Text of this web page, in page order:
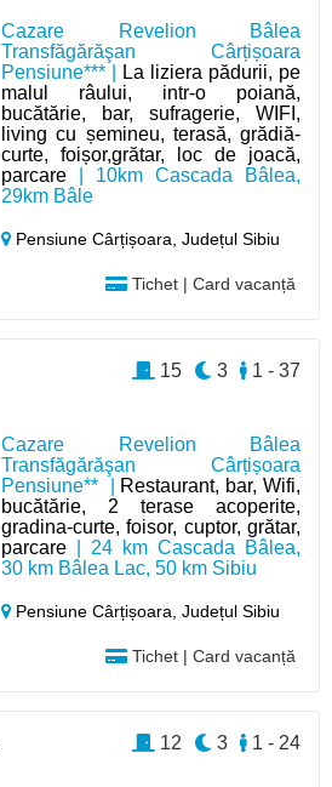
Cazare Revelion Bâlea
Transfăgărăşan Cârțișoara
Pensiune*** |
La liziera pădurii, pe
malul râului, intr-o poiană,
bucătărie, bar, sufragerie, WIFI,
living cu șemineu, terasă, grădiă-
curte, foișor,grătar, loc de joacă,
parcare | 10km Cascada Bâlea,
29km Bâle
Pensiune Cârțișoara,Județul Sibiu
Tichet | Card vacanță
Cazare Revelion Bâlea
Transfăgărăşan Cârțișoara
Pensiune** | Restaurant, bar, Wifi,
bucătărie, 2 terase acoperite,
gradina-curte, foisor, cuptor, grătar,
parcare | 24 km Cascada Bâlea,
30 km Bâlea Lac, 50 km Sibiu
Pensiune Cârțișoara,Județul Sibiu
Tichet | Card vacanță
1 - 37
3
15
1 - 24
3
12